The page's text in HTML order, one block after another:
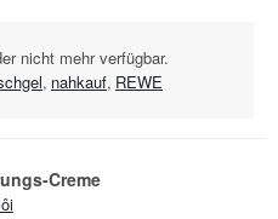
nicht mehr verfügbar.
, nahkauf, REWE
Creme